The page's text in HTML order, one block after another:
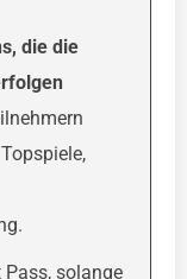
die die
solange